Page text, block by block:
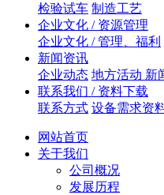
检验试车 制造工艺
企业文化 / 资源管理
企业文化 / 管理、福利
新闻资讯
企业动态 地方活动 新
联系我们 / 资料下载
联系方式 设备需求资
网站首页
关于我们
公司概况
发展历程